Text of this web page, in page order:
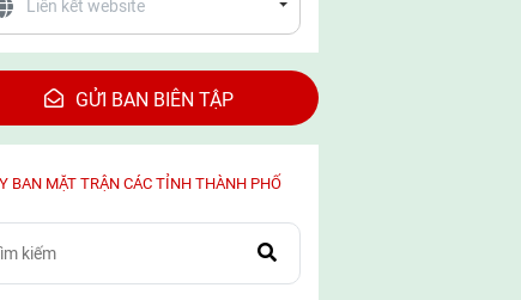
GỬI BAN BIÊN TẬP
BAN MẶT TRẬN CÁC TỈNH THÀNH PHỐ